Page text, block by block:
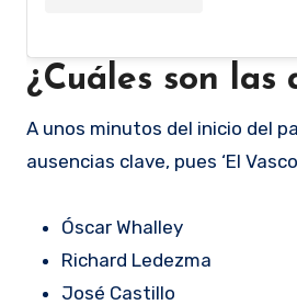
¿Cuáles son
A unos minutos del inicio del
ausencias clave, pues ‘El
Óscar Whalley
Richard Ledezma
José Castillo